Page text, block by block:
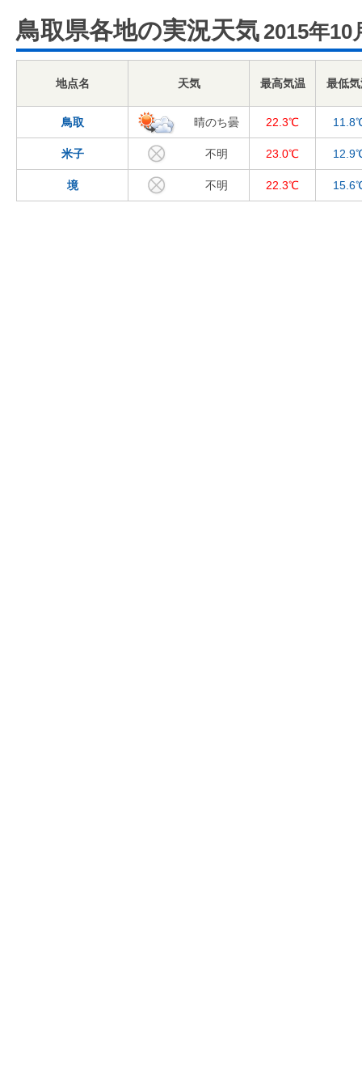
鳥取県各地の実況天気 2015年10
地点名 天気 最高気温 最低
鳥取 晴のち曇 22.3℃
米子 不明 23.0℃
境 不明 22.3℃